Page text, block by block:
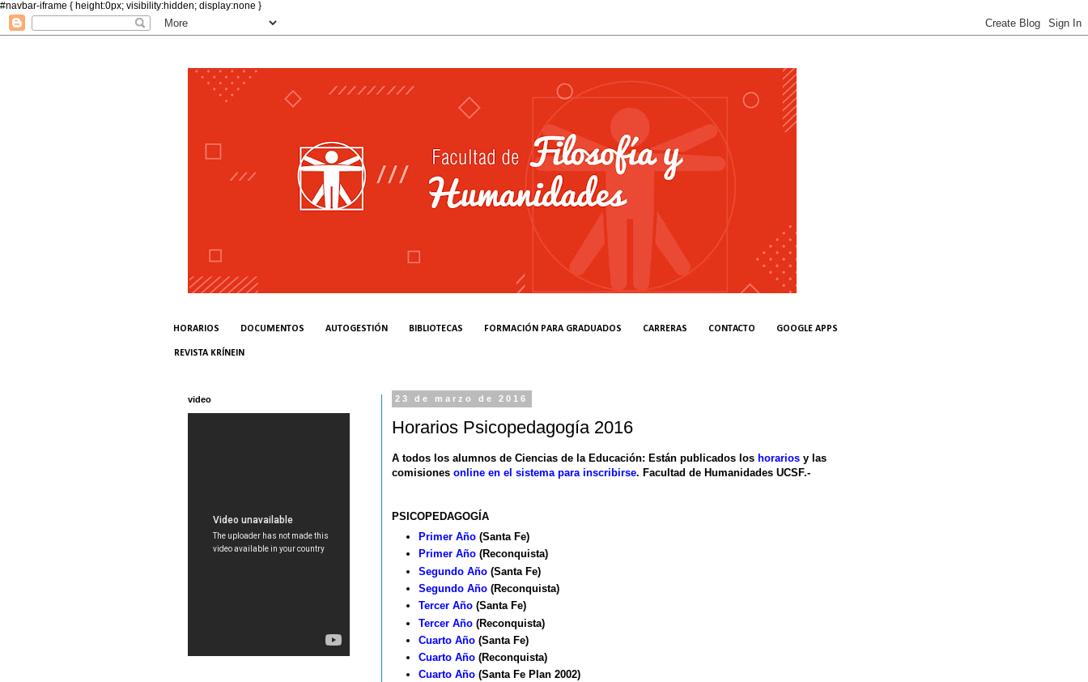
#navbar-iframe { height:0px; visibility:hidden; display:none }
HORARIOS DOCUMENTOS AUTOGESTIÓN BIBLIOTECAS FORMACIÓN PARA GRADUADOS CARRERAS CONTACTO GOOGLE APPS
REVISTA KRÍNEIN
23 de marzo de 2016
Horarios Psicopedagogía 2016
A todos los alumnos de Ciencias de la Educación: Están publicados los horarios y las
comisiones online en el sistema para inscribirse. Facultad de Humanidades UCSF.-
PSICOPEDAGOGÍA
Primer Año (Santa Fe)
Primer Año (Reconquista)
Segundo Año (Santa Fe)
Segundo Año (Reconquista)
Tercer Año (Santa Fe)
Tercer Año (Reconquista)
Cuarto Año (Santa Fe)
Cuarto Año (Reconquista)
Cuarto Año (Santa Fe Plan 2002)
video